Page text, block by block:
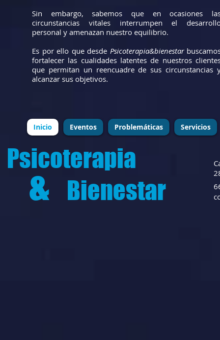
Sin embargo, sabemos que en ocasiones
circunstancias vitales interrumpen el
personal y amenazan nuestro equilibrio.
Es por ello que desde Psicoterapia&bienestar
fortalecer las cualidades latentes de nuestros
que permitan un reencuadre de sus circunstancias
alcanzar sus objetivos.
Inicio Eventos Problemáticas Servicios
Psicoterapia
Bienestar
&